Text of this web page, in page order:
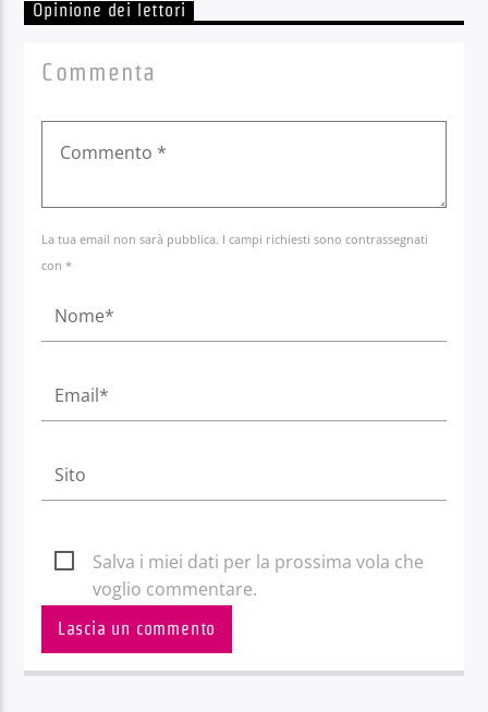
Opinione dei lettori
Commenta
La tua email non sarà pubblica. I campi richiesti sono contrassegnati
con *
Salva i miei dati per la prossima vola che
voglio commentare.